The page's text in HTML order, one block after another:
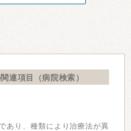
連項目（病院検索）
あり、種類により治療法が異